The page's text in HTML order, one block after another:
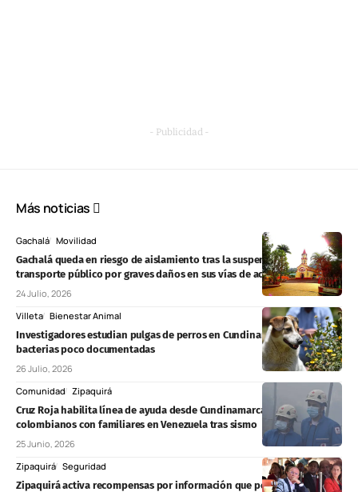
- Publicidad -
Más noticias
Gachalá Movilidad
Gachalá queda en riesgo de aislamiento tras la suspensión del
transporte público por graves daños en sus vías de acceso
24 Julio, 2026
Villeta Bienestar Animal
Investigadores estudian pulgas de perros en Cundinamarca y hallan
bacterias poco documentadas
26 Julio, 2026
Comunidad Zipaquirá
Cruz Roja habilita línea de ayuda desde Cundinamarca y Bogotá para
colombianos con familiares en Venezuela tras sismo
25 Junio, 2026
Zipaquirá Seguridad
Zipaquirá activa recompensas por información que permita capturar